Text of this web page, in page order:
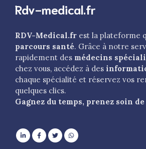
Rdv-medical.fr
RDV-Medical.fr est la plateforme
parcours santé. Grâce à notre
rapidement des médecins
chez vous, accédez à des
chaque spécialité et réservez vos
quelques clics.
Gagnez du temps, prenez soin